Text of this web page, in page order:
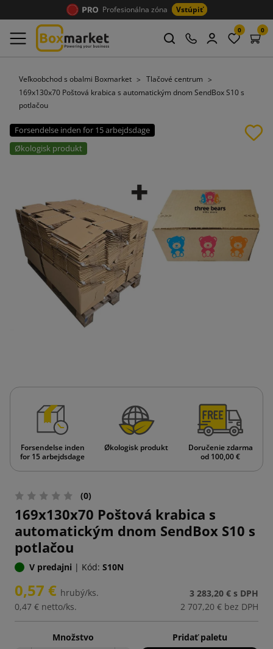
Profesionálna zóna Vstúpiť
0 0
Veľkoobchod s obalmi Boxmarket
Tlačové centrum
169x130x70 Poštová krabica s automatickým dnom SendBox S10 s
potlačou
Forsendelse inden for 15 arbejdsdage
Økologisk produkt
Forsendelse inden
for 15 arbejdsdage
Økologisk produkt
Doručenie zdarma
od 100,00 €
(0)
169x130x70 Poštová krabica s
automatickým dnom SendBox S10 s
potlačou
V predajni | Kód: S10N
0,57 € hrubý/ks.
0,47 € netto/ks.
3 283,20 € s DPH
2 707,20 € bez DPH
Množstvo Pridať paletu